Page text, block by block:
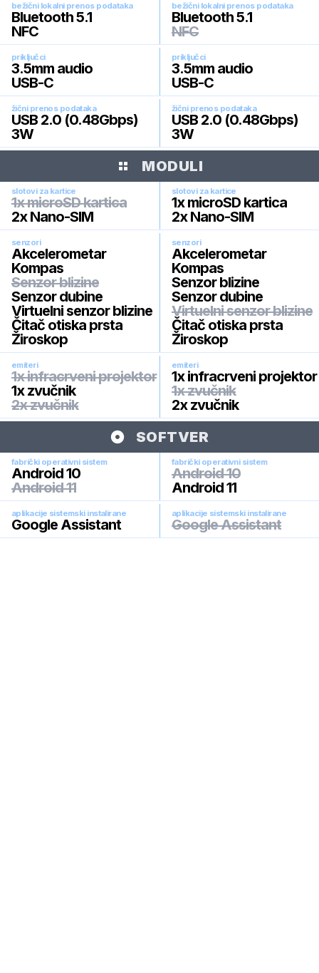
bežični lokalni prenos podataka
Bluetooth 5.1
NFC
bežični lokalni prenos podataka
Bluetooth 5.1
NFC
priključci
3.5mm audio
USB-C
priključci
3.5mm audio
USB-C
žični prenos podataka
USB 2.0 (0.48Gbps)
3W
žični prenos podataka
USB 2.0 (0.48Gbps)
3W
MODULI
slotovi za kartice
1x microSD kartica
2x Nano-SIM
slotovi za kartice
1x microSD kartica
2x Nano-SIM
senzori
Akcelerometar
Kompas
Senzor blizine
Senzor dubine
Virtuelni senzor blizine
Čitač otiska prsta
Žiroskop
senzori
Akcelerometar
Kompas
Senzor blizine
Senzor dubine
Virtuelni senzor blizine
Čitač otiska prsta
Žiroskop
emiteri
1x infracrveni projektor
1x zvučnik
2x zvučnik
emiteri
1x infracrveni projektor
1x zvučnik
2x zvučnik
SOFTVER
fabrički operativni sistem
Android 10
Android 11
fabrički operativni sistem
Android 10
Android 11
aplikacije sistemski instalirane
Google Assistant
aplikacije sistemski instalirane
Google Assistant